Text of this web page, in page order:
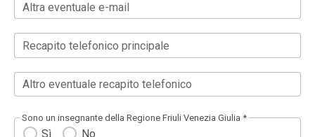
Altra eventuale e-mail
Recapito telefonico principale
Altro eventuale recapito telefonico
Sono un insegnante della Regione Friuli Venezia Giulia *
Sì No